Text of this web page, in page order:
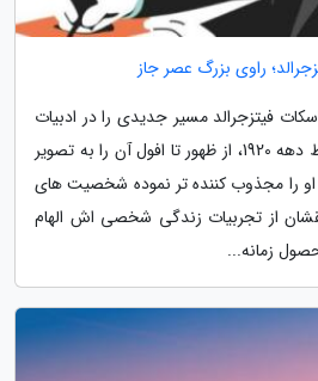
راوی بزرگ عصر جاز
فیتزجرالد مسیر جدیدی را در ادبیات
آمریکا هموار نموده و انحطاط دهه 1920، از ظهور تا افول آن را به تصویر
را مجذوب کننده تر نموده شخصیت های
از تجربیات زندگی شخصی اش الهام
زمانه...